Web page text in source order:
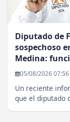
Diputado de
sospechoso
Medina:
05/08/2026 07:56
Un reciente
que el diputado